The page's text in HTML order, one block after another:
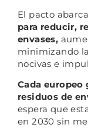
El pacto abarca
para reducir,
envases,
minimizando
nocivas e
Cada europeo
residuos de
espera que
en 2030 sin